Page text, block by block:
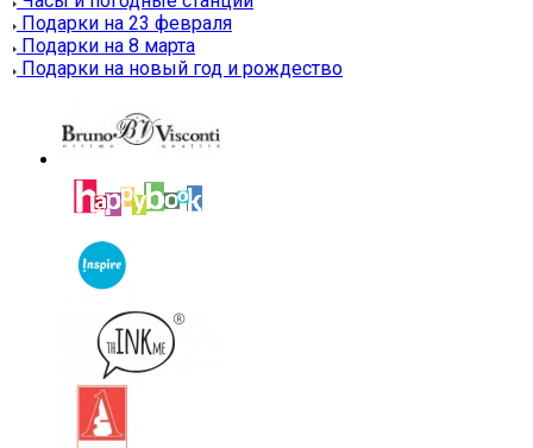
Подарки на 23 февраля
Подарки на 8 марта
Подарки на новый год и рождество